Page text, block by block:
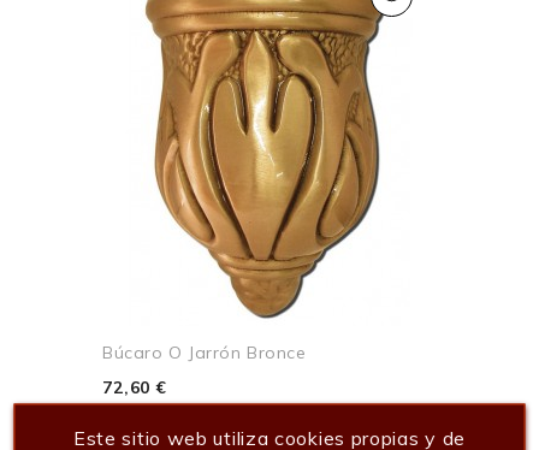
7 Cm Arriba
0.700 Kg
Búcaro O Jarrón Bronce
72,60 €
Añadir al carrito
Este sitio web utiliza cookies propias y de